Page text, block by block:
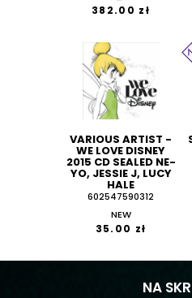
382.00 zł
VARIOUS ARTIST -
WE LOVE DISNEY
2015 CD SEALED NE-
YO, JESSIE J, LUCY
HALE
602547590312
NEW
35.00 zł
NA